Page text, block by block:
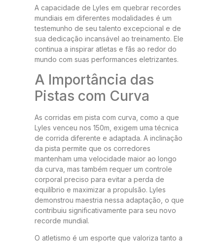
A capacidade de Lyles em quebrar recordes
mundiais em diferentes modalidades é um
testemunho de seu talento excepcional e de
sua dedicação incansável ao treinamento. Ele
continua a inspirar atletas e fãs ao redor do
mundo com suas performances eletrizantes.
A Importância das
Pistas com Curva
As corridas em pista com curva, como a que
Lyles venceu nos 150m, exigem uma técnica
de corrida diferente e adaptada. A inclinação
da pista permite que os corredores
mantenham uma velocidade maior ao longo
da curva, mas também requer um controle
corporal preciso para evitar a perda de
equilíbrio e maximizar a propulsão. Lyles
demonstrou maestria nessa adaptação, o que
contribuiu significativamente para seu novo
recorde mundial.
O atletismo é um esporte que valoriza tanto a